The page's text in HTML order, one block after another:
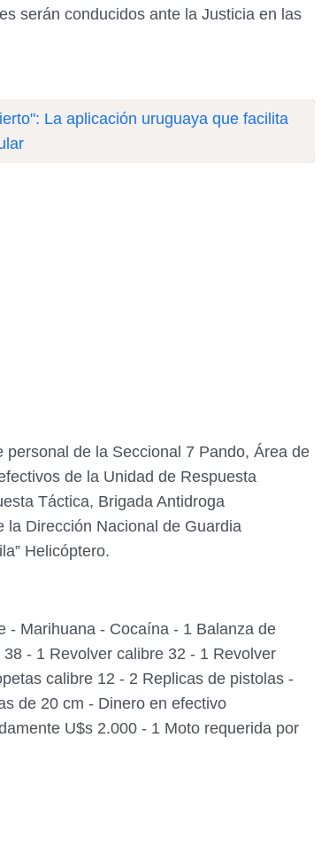
serán conducidos ante la Justicia en las
La aplicación uruguaya que facilita
de la Seccional 7 Pando, Área de
de la Unidad de Respuesta
Táctica, Brigada Antidroga
la Dirección Nacional de Guardia
Helicóptero.
- Marihuana - Cocaína - 1 Balanza de
- 1 Revolver calibre 32 - 1 Revolver
calibre 12 - 2 Replicas de pistolas -
de 20 cm - Dinero en efectivo
U$s 2.000 - 1 Moto requerida por